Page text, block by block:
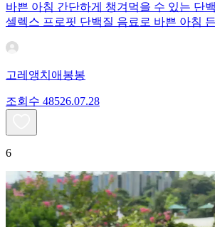
바쁜 아침 간단하게 챙겨먹을 수 있는 단
셀렉스 프로핏 단백질 음료로 바쁜 아침
고레앵치애봉봉
조회수 48526.07.28
6